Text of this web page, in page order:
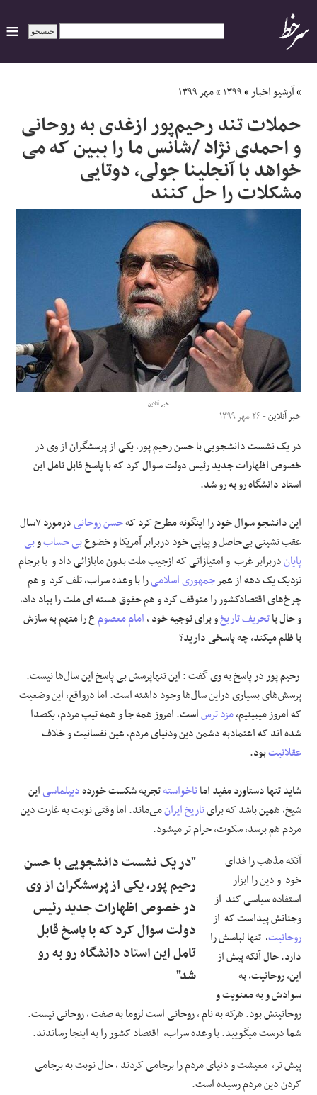
ایران
سیاسی
اقتصاد
ورزشی
علوم و فن آوری
فرهنگی و هنری
مقالات
»آرشیو اخبار»۱۳۹۹»مهر ۱۳۹۹
حملات تند رحیم‌پور ازغدی به روحانی
و احمدی نژاد /شانس ما را ببین که می
خواهد با آنجلینا جولی، دوتایی
مشکلات را حل کنند
خبر آنلاین
خبر آنلاین- ۲۶ مهر ۱۳۹۹
در یک نشست دانشجویی با حسن رحیم پور، یکی از پرسشگران از وی در
خصوص اظهارات جدید رئیس دولت سوال کرد که با پاسخ قابل تامل این
استاد دانشگاه رو به رو شد.
این دانشجو سوال خود را اینگونه مطرح کرد کهحسن روحانی
درمورد ۷سال
عقب نشینی بی‌حاصل و پیاپی خود دربرابر آمریکا و خضوعبی حسابوبی
پایاندربرابر غرب و امتیازاتی که ازجیب ملت بدون مابازائی داد و با برجام
نزدیک یک دهه از عمرجمهوری اسلامیرا با وعده سراب، تلف کرد و هم
چرخ‌های اقتصادکشور را متوقف کرد و هم حقوق هسته ای ملت را بباد داد،
و حال باتحریف تاریخو برای توجیه خود ،امام معصوم ع را متهم به سازش
با ظلم میکند، چه پاسخی دارید؟
رحیم پور در پاسخ به وی گفت : این تنهاپرسش بی پاسخ این سال‌ها نیست.
پرسش‌های بسیاری دراین سال‌ها وجود داشته است. اما درواقع، این وضعیت
که امروز میبینیم،مزد ترساست. امروز همه جا و همه تیپ مردم، یکصدا
شده اند که اعتمادبه دشمن دین ودنیای مردم، عین نفسانیت و خلاف
عقلانیتبود.
شاید تنها دستاورد مفید اماناخواستهتجربه شکست خوردهدیپلماسیاین
شیخ، همین باشد که برایتاریخ ایرانمی‌ماند. اما وقتی نوبت به غارت دین
مردم هم برسد، سکوت، حرام تر میشود.
"در یک نشست دانشجویی با حسن
رحیم پور، یکی از پرسشگران از وی
در خصوص اظهارات جدید رئیس
دولت سوال کرد که با پاسخ قابل
تامل این استاد دانشگاه رو به رو
شد"
آنکه مذهب را فدای
خود و دین را ابزار
استفاده سیاسی کند از
وجناتش پیداست که از
روحانیت، تنها لباسش را
دارد. حال آنکه پیش از
این، روحانیت، به
سوادش و به معنویت و
روحانیتش بود. هرکه به نام ، روحانی است لزوما به صفت ، روحانی نیست.
شما درست میگویید. با وعده سراب، اقتصاد کشور را به اینجا رساندند.
پیش تر، معیشت و دنیای مردم را برجامی کردند ، حال نوبت به برجامی
کردن دین مردم رسیده است.